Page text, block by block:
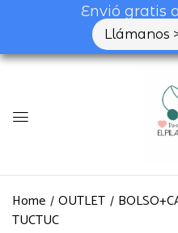
Envió gratis
Llámanos
Home OUTLET
TUCTUC